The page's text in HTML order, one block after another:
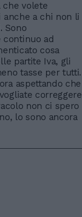
che volete
a chi non li
Sono
ad
cosa
partite Iva, gli
tasse per tutti.
aspettando che
correggere
non ci spero
lo sono ancora